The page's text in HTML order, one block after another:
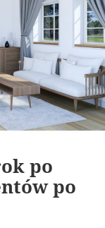
po
po